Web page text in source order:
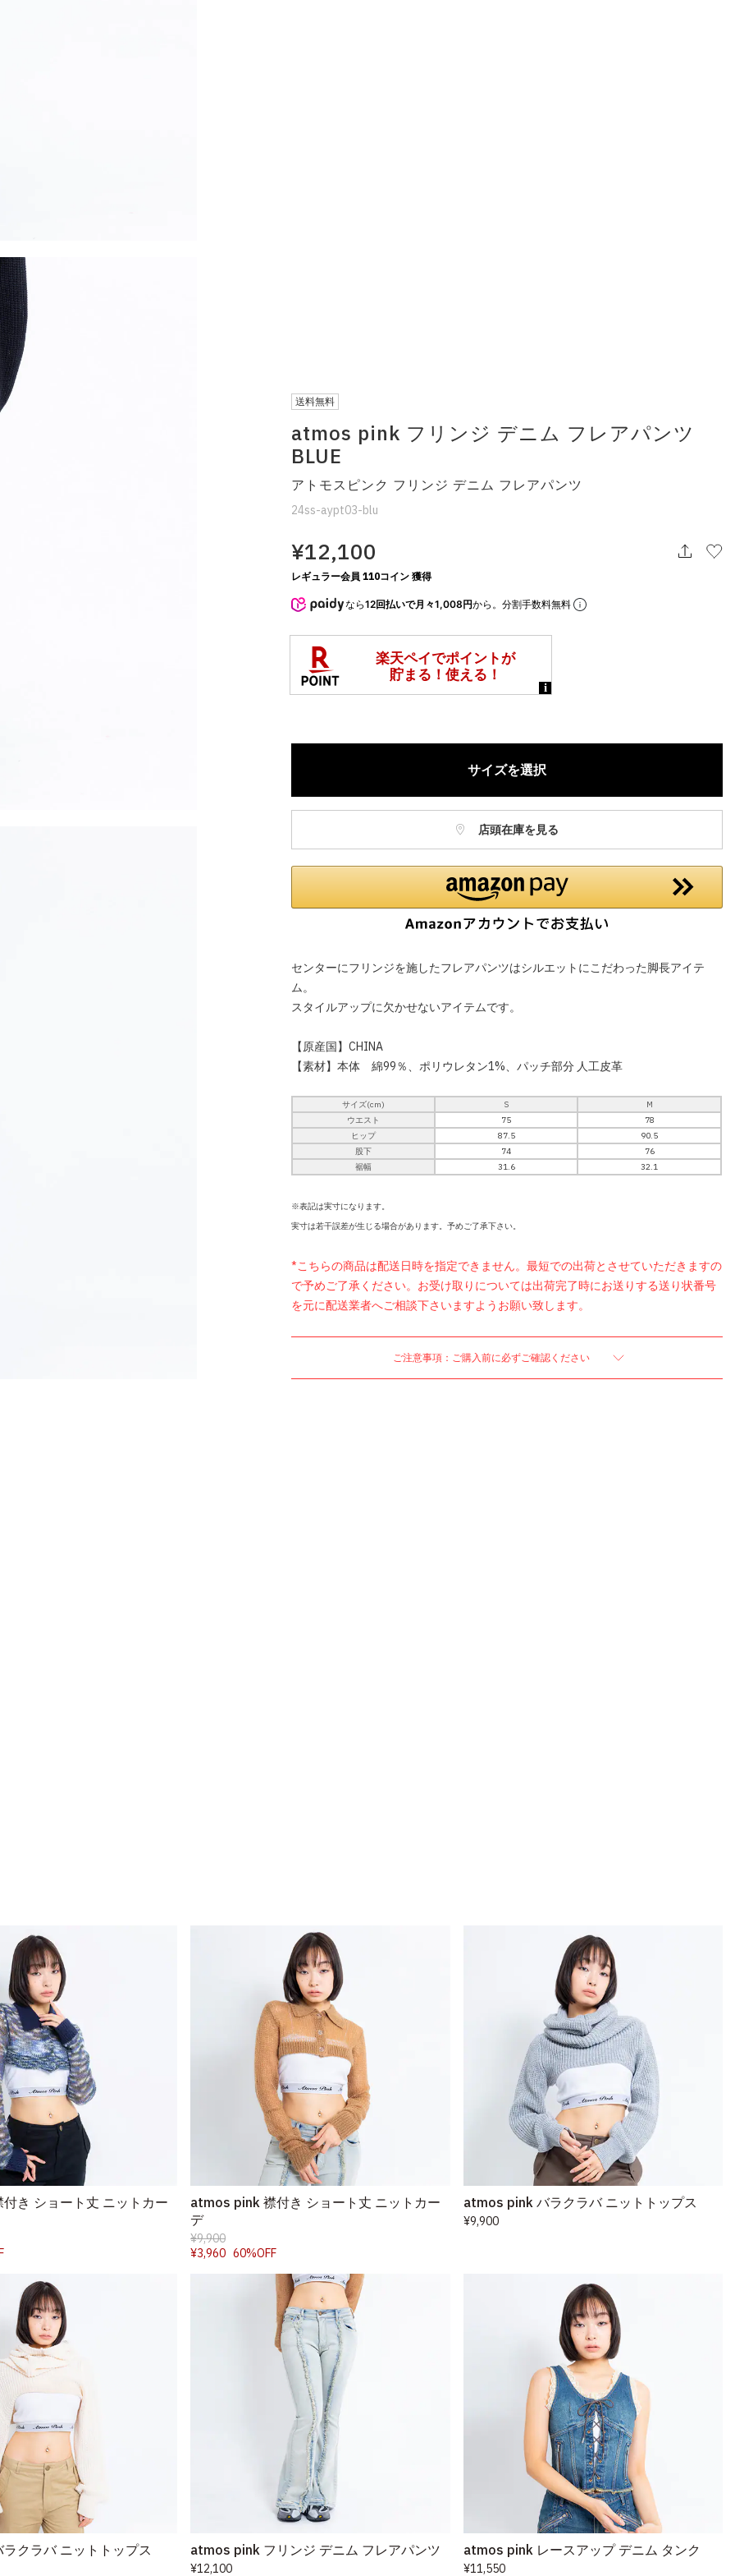
送料無料
atmos pink フリンジ デニム フレアパンツ
BLUE
アトモスピンク フリンジ デニム フレアパンツ
24ss-aypt03-blu
¥12,100
レギュラー会員 110コイン 獲得
なら12回払いで月々1,008円から。分割手数料無料
サイズを選択
店頭在庫を見る
センターにフリンジを施したフレアパンツはシルエットにこだわった脚長アイテ
ム。
スタイルアップに欠かせないアイテムです。
【原産国】CHINA
【素材】本体 綿99％、ポリウレタン1%、パッチ部分 人工皮革
サイズ(cm) S
M
ウエスト
75
78
ヒップ
87.5
90.5
股下
74
76
裾幅
31.6 32.1
※表記は実寸になります。
実寸は若干誤差が生じる場合があります。予めご了承下さい。
*こちらの商品は配送日時を指定できません。最短での出荷とさせていただきますの
で予めご了承ください。お受け取りについては出荷完了時にお送りする送り状番号
を元に配送業者へご相談下さいますようお願い致します。
ご注意事項：ご購入前に必ずご確認ください
き ショート丈 ニットカー
atmos pink 襟付き ショート丈 ニットカー
デ
¥9,900
¥3,960 60%OFF
atmos pink バラクラバ ニットトップス
¥9,900
クラバ ニットトップス atmos pink フリンジ デニム フレアパンツ
¥12,100
atmos pink レースアップ デニム タンク
¥11,550